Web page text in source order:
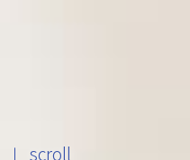
scroll